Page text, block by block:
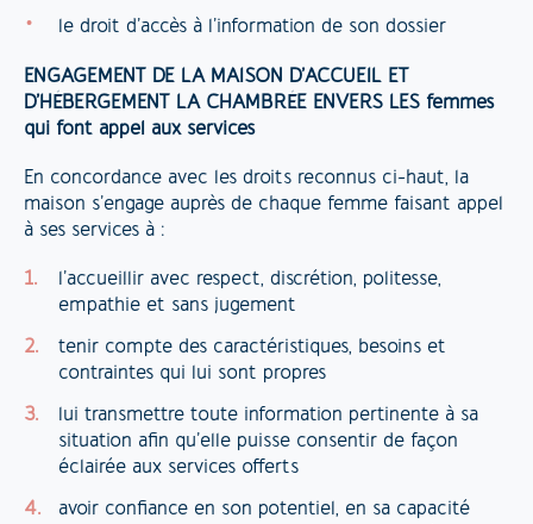
le droit d’accès à l’information de son dossier
ENGAGEMENT DE LA MAISON D’ACCUEIL ET
D’HÉBERGEMENT LA CHAMBRÉE ENVERS LES femmes
qui font appel aux services
En concordance avec les droits reconnus ci-haut, la
maison s’engage auprès de chaque femme faisant appel
à ses services à :
l’accueillir avec respect, discrétion, politesse,
empathie et sans jugement
tenir compte des caractéristiques, besoins et
contraintes qui lui sont propres
lui transmettre toute information pertinente à sa
situation afin qu’elle puisse consentir de façon
éclairée aux services offerts
avoir confiance en son potentiel, en sa capacité